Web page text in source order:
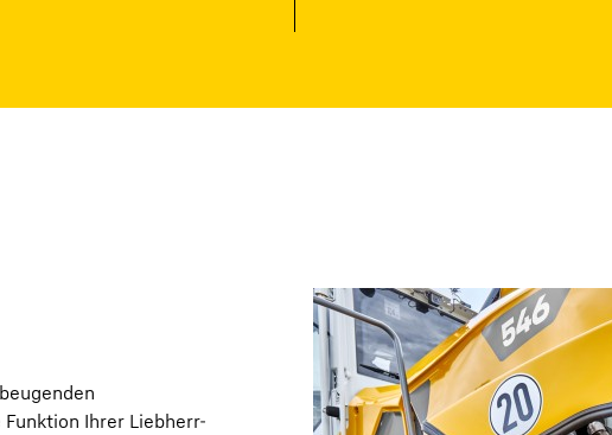
Ihrer Liebherr-